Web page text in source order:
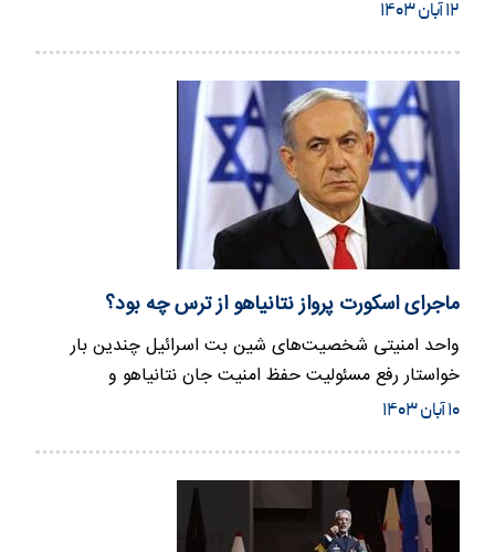
۱۲ آبان ۱۴۰۳
ماجرای اسکورت پرواز نتانیاهو از ترس چه بود؟
واحد امنیتی شخصیت‌های شین بت اسرائیل چندین بار
خواستار رفع مسئولیت حفظ امنیت جان نتانیاهو و
خانواده‌اش از این بخش…
۱۰ آبان ۱۴۰۳